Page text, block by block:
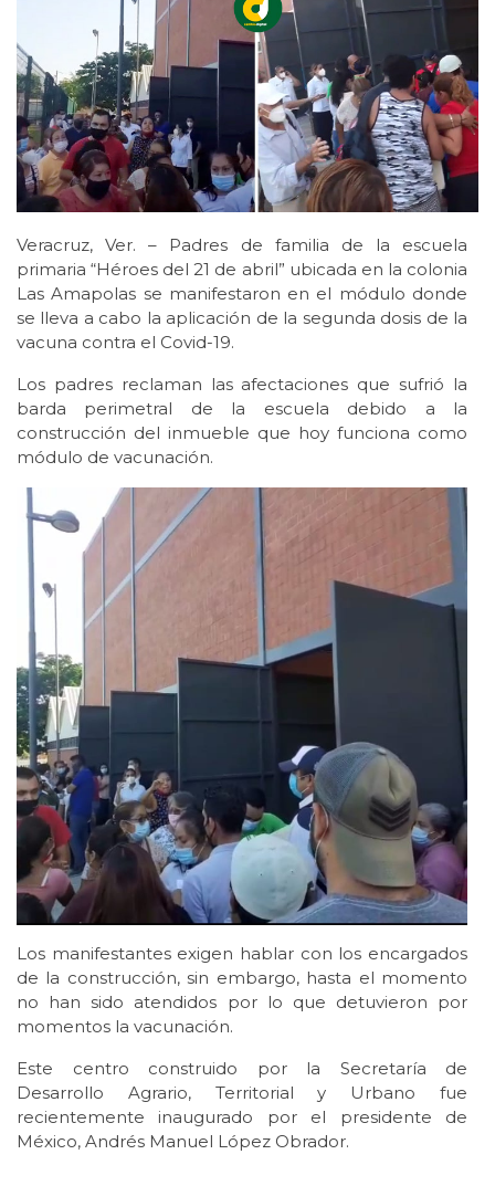
Veracruz, Ver. – Padres de familia de la escuela
primaria “Héroes del 21 de abril” ubicada en la colonia
Las Amapolas se manifestaron en el módulo donde
se lleva a cabo la aplicación de la segunda dosis de la
vacuna contra el Covid-19.
Los padres reclaman las afectaciones que sufrió la
barda perimetral de la escuela debido a la
construcción del inmueble que hoy funciona como
módulo de vacunación.
Los manifestantes exigen hablar con los encargados
de la construcción, sin embargo, hasta el momento
no han sido atendidos por lo que detuvieron por
momentos la vacunación.
Este centro construido por la Secretaría de
Desarrollo Agrario, Territorial y Urbano fue
recientemente inaugurado por el presidente de
México, Andrés Manuel López Obrador.